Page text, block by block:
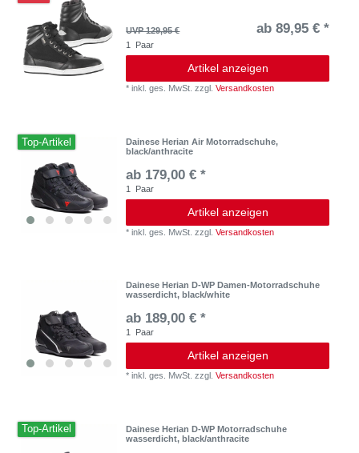
UVP 129,95 € ab 89,95 € *
1 Paar
Artikel anzeigen
*inkl. ges. MwSt. zzgl.Versandkosten
Top-Artikel
Dainese Herian Air Motorradschuhe,
black/anthracite
ab 179,00 € *
1 Paar
Artikel anzeigen
*inkl. ges. MwSt. zzgl.Versandkosten
Dainese Herian D-WP Damen-Motorradschuhe
wasserdicht, black/white
ab 189,00 € *
1 Paar
Artikel anzeigen
*inkl. ges. MwSt. zzgl.Versandkosten
Top-Artikel
Dainese Herian D-WP Motorradschuhe
wasserdicht, black/anthracite